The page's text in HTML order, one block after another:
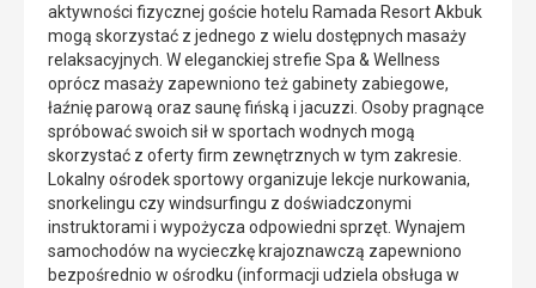
aktywności fizycznej goście hotelu Ramada Resort Akbuk
mogą skorzystać z jednego z wielu dostępnych masaży
relaksacyjnych. W eleganckiej strefie Spa & Wellness
oprócz masaży zapewniono też gabinety zabiegowe,
łaźnię parową oraz saunę fińską i jacuzzi. Osoby pragnące
spróbować swoich sił w sportach wodnych mogą
skorzystać z oferty firm zewnętrznych w tym zakresie.
Lokalny ośrodek sportowy organizuje lekcje nurkowania,
snorkelingu czy windsurfingu z doświadczonymi
instruktorami i wypożycza odpowiedni sprzęt. Wynajem
samochodów na wycieczkę krajoznawczą zapewniono
bezpośrednio w ośrodku (informacji udziela obsługa w